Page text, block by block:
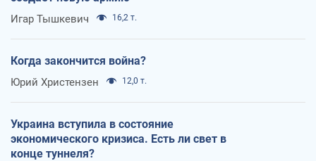
Игар Тышкевич 16,2 т.
Когда закончится война?
Юрий Христензен 12,0 т.
Украина вступила в состояние
экономического кризиса. Есть ли свет в
конце туннеля?